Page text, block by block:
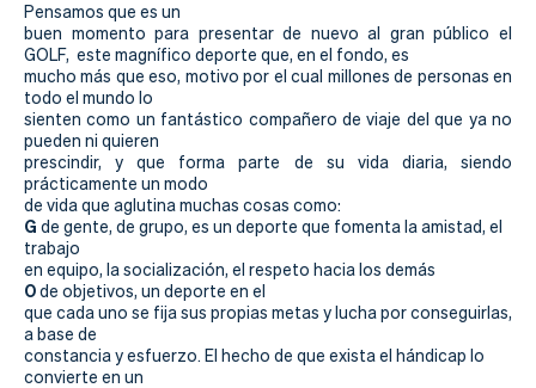
La
Federación
Federarse
Jugar
Aprender
Actualidad
Tienda
Pensamos que es un
buen momento para presentar de nuevo al gran público el
GOLF, este magnífico deporte que, en el fondo, es
mucho más que eso, motivo por el cual millones de personas en
todo el mundo lo
sienten como un fantástico compañero de viaje del que ya no
pueden ni quieren
prescindir, y que forma parte de su vida diaria, siendo
prácticamente un modo
de vida que aglutina muchas cosas como:
G de gente, de grupo, es un deporte que fomenta la amistad, el
trabajo
en equipo, la socialización, el respeto hacia los demás
Ode objetivos, un deporte en el
que cada uno se fija sus propias metas y lucha por conseguirlas,
a base de
constancia y esfuerzo. El hecho de que exista el hándicap lo
convierte en un